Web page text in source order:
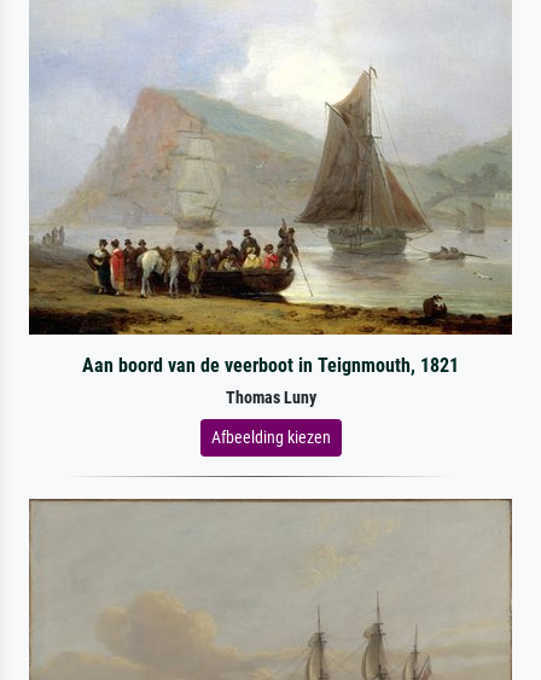
Aan boord van de veerboot in Teignmouth, 1821
Thomas Luny
Afbeelding kiezen